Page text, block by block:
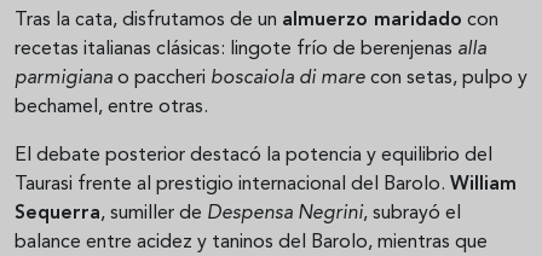
Tras la cata, disfrutamos de un almuerzo maridado con
recetas italianas clásicas: lingote frío de berenjenas alla
parmigiana o paccheri boscaiola di mare con setas, pulpo y
bechamel, entre otras.
El debate posterior destacó la potencia y equilibrio del
Taurasi frente al prestigio internacional del Barolo. William
Sequerra, sumiller de Despensa Negrini, subrayó el
balance entre acidez y taninos del Barolo, mientras que